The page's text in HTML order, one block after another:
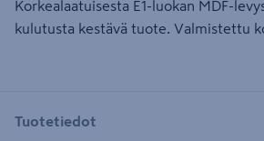
Korkealaatuisesta E1-luokan MDF-
kulutusta kestävä tuote. Valmistettu
Tuotetiedot